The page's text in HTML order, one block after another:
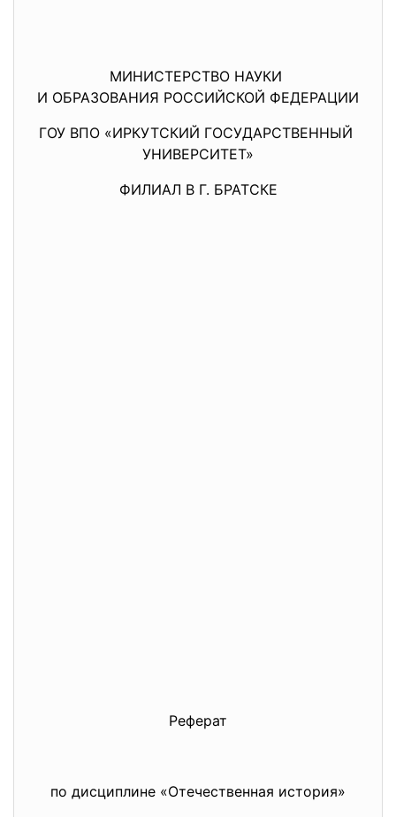
МИНИСТЕРСТВО НАУКИ
И ОБРАЗОВАНИЯ РОССИЙСКОЙ ФЕДЕРАЦИИ
ГОУ ВПО «ИРКУТСКИЙ ГОСУДАРСТВЕННЫЙ
УНИВЕРСИТЕТ»
ФИЛИАЛ В Г. БРАТСКЕ
Реферат
по дисциплине «Отечественная история»